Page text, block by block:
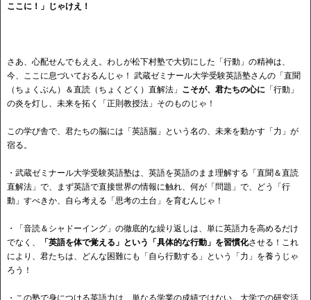
ここに！」じゃけえ！
さあ、心配せんでもええ。わしが松下村塾で大切にした「行動」の精神は、
今、ここに息づいておるんじゃ！ 武蔵ゼミナール大学受験英語塾さんの「直聞
（ちょくぶん）＆直読（ちょくどく）直解法」 こそが、君たちの心に 「行動」
の炎を灯し、未来を拓く「正則教授法」そのものじゃ！
この学び舎で、君たちの脳には「英語脳」という名の、未来を動かす「力」が
宿る。
・武蔵ゼミナール大学受験英語塾は、英語を英語のまま理解する「直聞＆直読
直解法」で、まず英語で直接世界の情報に触れ、何が「問題」で、どう「行
動」すべきか、自ら考える「思考の土台」を育むんじゃ！
・「音読＆シャドーイング」の徹底的な繰り返しは、単に英語力を高めるだけ
でなく、
「英語を体で覚える」という「具体的な行動」を習慣化させる！これ
により、君たちは、どんな困難にも「自ら行動する」という「力」を養うじゃ
ろう！
・この塾で身につける英語力は、単なる学業の成績ではない。大学での研究活